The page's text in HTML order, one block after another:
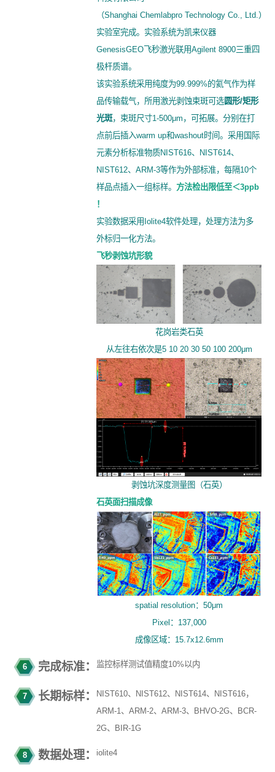
（Shanghai Chemlabpro Technology Co., Ltd.）
实验室完成。实验系统为凯来仪器
GenesisGEO飞秒激光联用Agilent 8900三重四
极杆质谱。
该实验系统采用纯度为99.999%的氦气作为样
品传输载气，所用激光剥蚀束斑可选圆形/矩形
光斑，束斑尺寸1-500μm，可拓展。分别在打
点前后插入warm up和washout时间。采用国际
元素分析标准物质NIST616、NIST614、
NIST612、ARM-3等作为外部标准，每隔10个
样品点插入一组标样。 方法检出限低至＜3ppb
！
实验数据采用Iolite4软件处理，处理方法为多
外标归一化方法。
飞秒剥蚀坑形貌
花岗岩类石英
从左往右依次是5 10 20 30 50 100 200μm
剥蚀坑深度测量图（石英）
石英面扫描成像
spatial resolution：50μm
Pixel：137,000
成像区域：15.7x12.6mm
6 完成标准：监控标样测试值精度10%以内
7 长期标样：
NIST610、NIST612、NIST614、NIST616，
ARM-1、ARM-2、ARM-3、BHVO-2G、BCR-
2G、BIR-1G
8 数据处理： iolite4